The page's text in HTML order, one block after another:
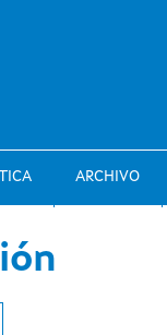
ARCHIVO